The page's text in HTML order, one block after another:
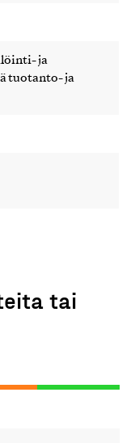
ja
tuotanto- ja
tai